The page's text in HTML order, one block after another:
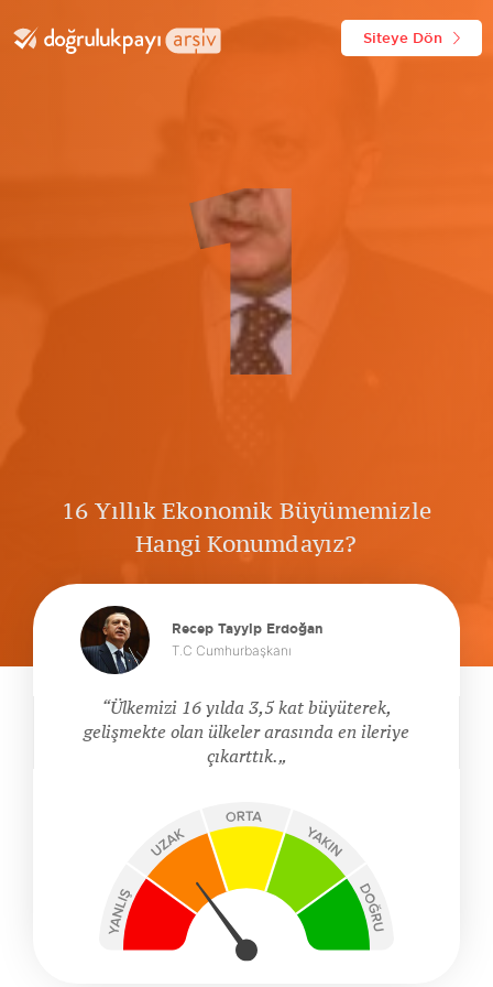
Siteye Dön
1
16 Yıllık Ekonomik Büyümemizle
Hangi Konumdayız?
Recep Tayyip Erdoğan
T.C Cumhurbaşkanı
Ülkemizi 16 yılda 3,5 kat büyüterek,
gelişmekte olan ülkeler arasında en ileriye
çıkarttık.